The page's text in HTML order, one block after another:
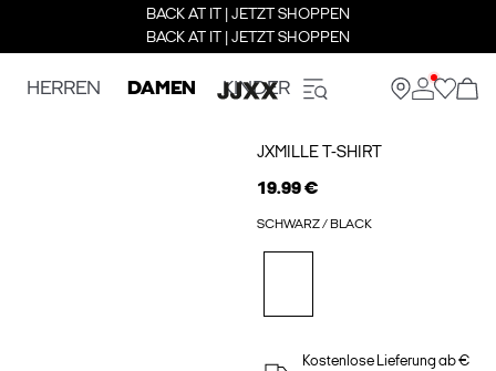
BACK AT IT | JETZT SHOPPEN
BACK AT IT | JETZT SHOPPEN
HERREN DAMEN KINDER
JXMILLE T-SHIRT
19.99 €
SCHWARZ / BLACK
Kostenlose Lieferung ab €